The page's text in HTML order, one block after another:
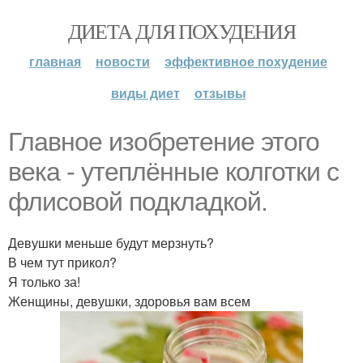
ДИЕТА ДЛЯ ПОХУДЕНИЯ
главная новости
эффективное похудение
виды диет
отзывы
Главное изобретение этого
века - утеплённые колготки с
флисовой подкладкой.
Девушки меньше будут мерзнуть?
В чем тут прикол?
Я только за!
Женщины, девушки, здоровья вам всем